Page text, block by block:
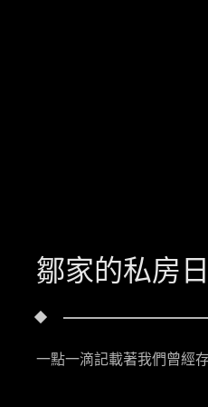
鄒家的私房
一點一滴記載著我們曾經